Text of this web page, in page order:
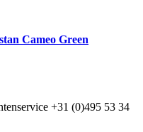
Cameo Green
+31 (0)495 53 34